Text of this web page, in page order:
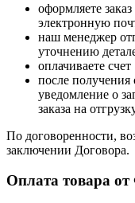
оформляете
электронную
наш менеджер
уточнению
оплачиваете счет
после
уведомление о
заказа на
По договоренности,
заключении Договора.
Оплата товара